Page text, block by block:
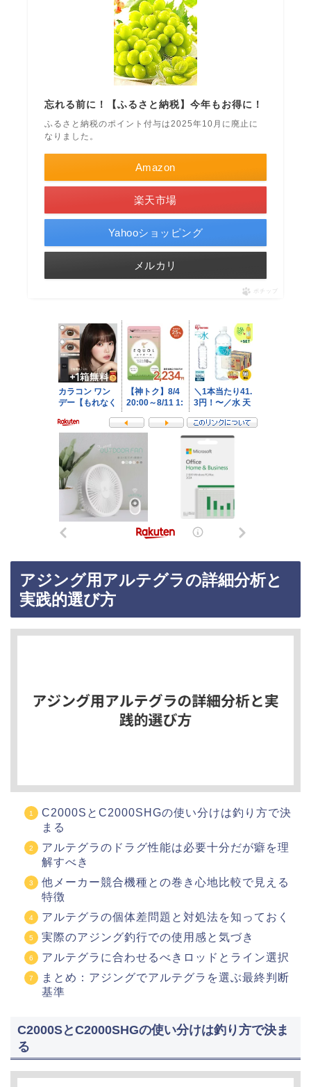
忘れる前に！【ふるさと納税】今年もお得に！
ふるさと納税のポイント付与は2025年10月に廃止に
なりました。
Amazon
楽天市場
Yahooショッピング
メルカリ
ポチップ
アジング用アルテグラの詳細分析と
実践的選び方
C2000SとC2000SHGの使い分けは釣り方で決
まる
アルテグラのドラグ性能は必要十分だが癖を理
解すべき
他メーカー競合機種との巻き心地比較で見える
特徴
アルテグラの個体差問題と対処法を知っておく
実際のアジング釣行での使用感と気づき
アルテグラに合わせるべきロッドとライン選択
まとめ：アジングでアルテグラを選ぶ最終判断
基準
C2000SとC2000SHGの使い分けは釣り方で決ま
る